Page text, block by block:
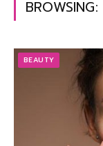
BROWSING:
BEAUTY